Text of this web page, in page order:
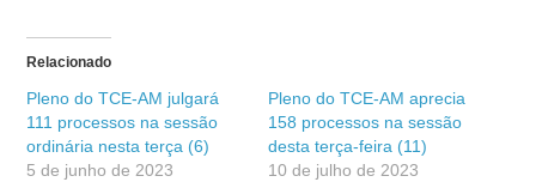
Relacionado
​Pleno do TCE-AM julgará
111 processos na sessão
ordinária nesta terça (6)
5 de junho de 2023
Pleno do TCE-AM aprecia
158 processos na sessão
desta terça-feira (11)
10 de julho de 2023